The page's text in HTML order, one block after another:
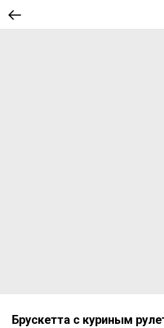
Брускетта с куриным